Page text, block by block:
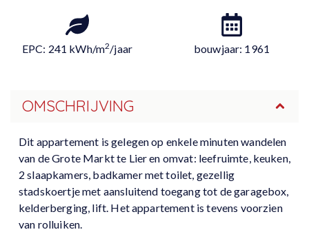
EPC: 241 kWh/m2/jaar bouwjaar: 1961
OMSCHRIJVING
Dit appartement is gelegen op enkele minuten wandelen
van de Grote Markt te Lier en omvat: leefruimte, keuken,
2 slaapkamers, badkamer met toilet, gezellig
stadskoertje met aansluitend toegang tot de garagebox,
kelderberging, lift. Het appartement is tevens voorzien
van rolluiken.